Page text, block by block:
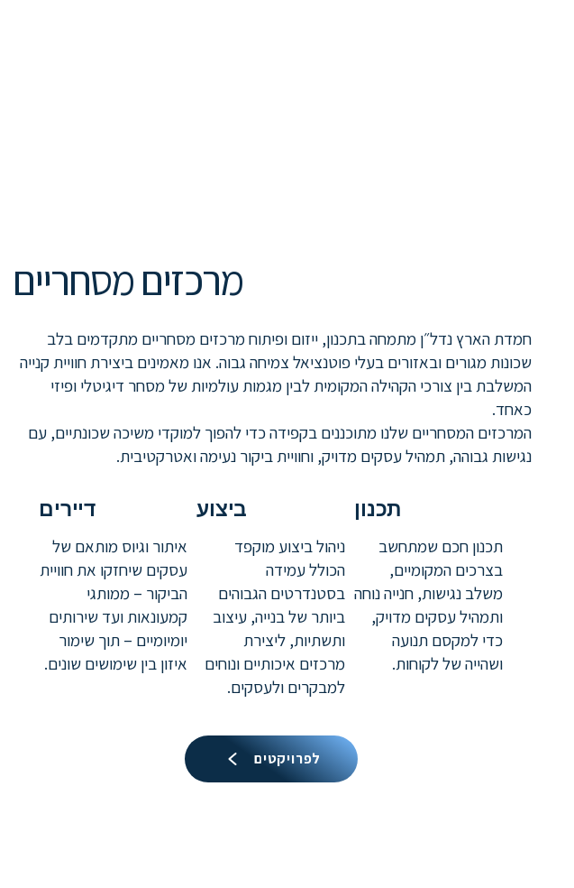
מרכזים מסחריים
חמדת הארץ נדל״ן מתמחה בתכנון, ייזום ופיתוח מרכזים מסחריים מתקדמים בלב
שכונות מגורים ובאזורים בעלי פוטנציאל צמיחה גבוה. אנו מאמינים ביצירת חוויית קנייה
המשלבת בין צורכי הקהילה המקומית לבין מגמות עולמיות של מסחר דיגיטלי ופיזי
כאחד.
המרכזים המסחריים שלנו מתוכננים בקפידה כדי להפוך למוקדי משיכה שכונתיים, עם
נגישות גבוהה, תמהיל עסקים מדויק, וחוויית ביקור נעימה ואטרקטיבית.
תכנון
תכנון חכם שמתחשב
בצרכים המקומיים,
משלב נגישות, חנייה נוחה
ותמהיל עסקים מדויק,
כדי למקסם תנועה
ושהייה של לקוחות.
ביצוע
ניהול ביצוע מוקפד
הכולל עמידה
בסטנדרטים הגבוהים
ביותר של בנייה, עיצוב
ותשתיות, ליצירת
מרכזים איכותיים ונוחים
למבקרים ולעסקים.
דיירים
איתור וגיוס מותאם של
עסקים שיחזקו את חוויית
הביקור – ממותגי
קמעונאות ועד שירותים
יומיומיים – תוך שימור
איזון בין שימושים שונים.
לפרויקטים